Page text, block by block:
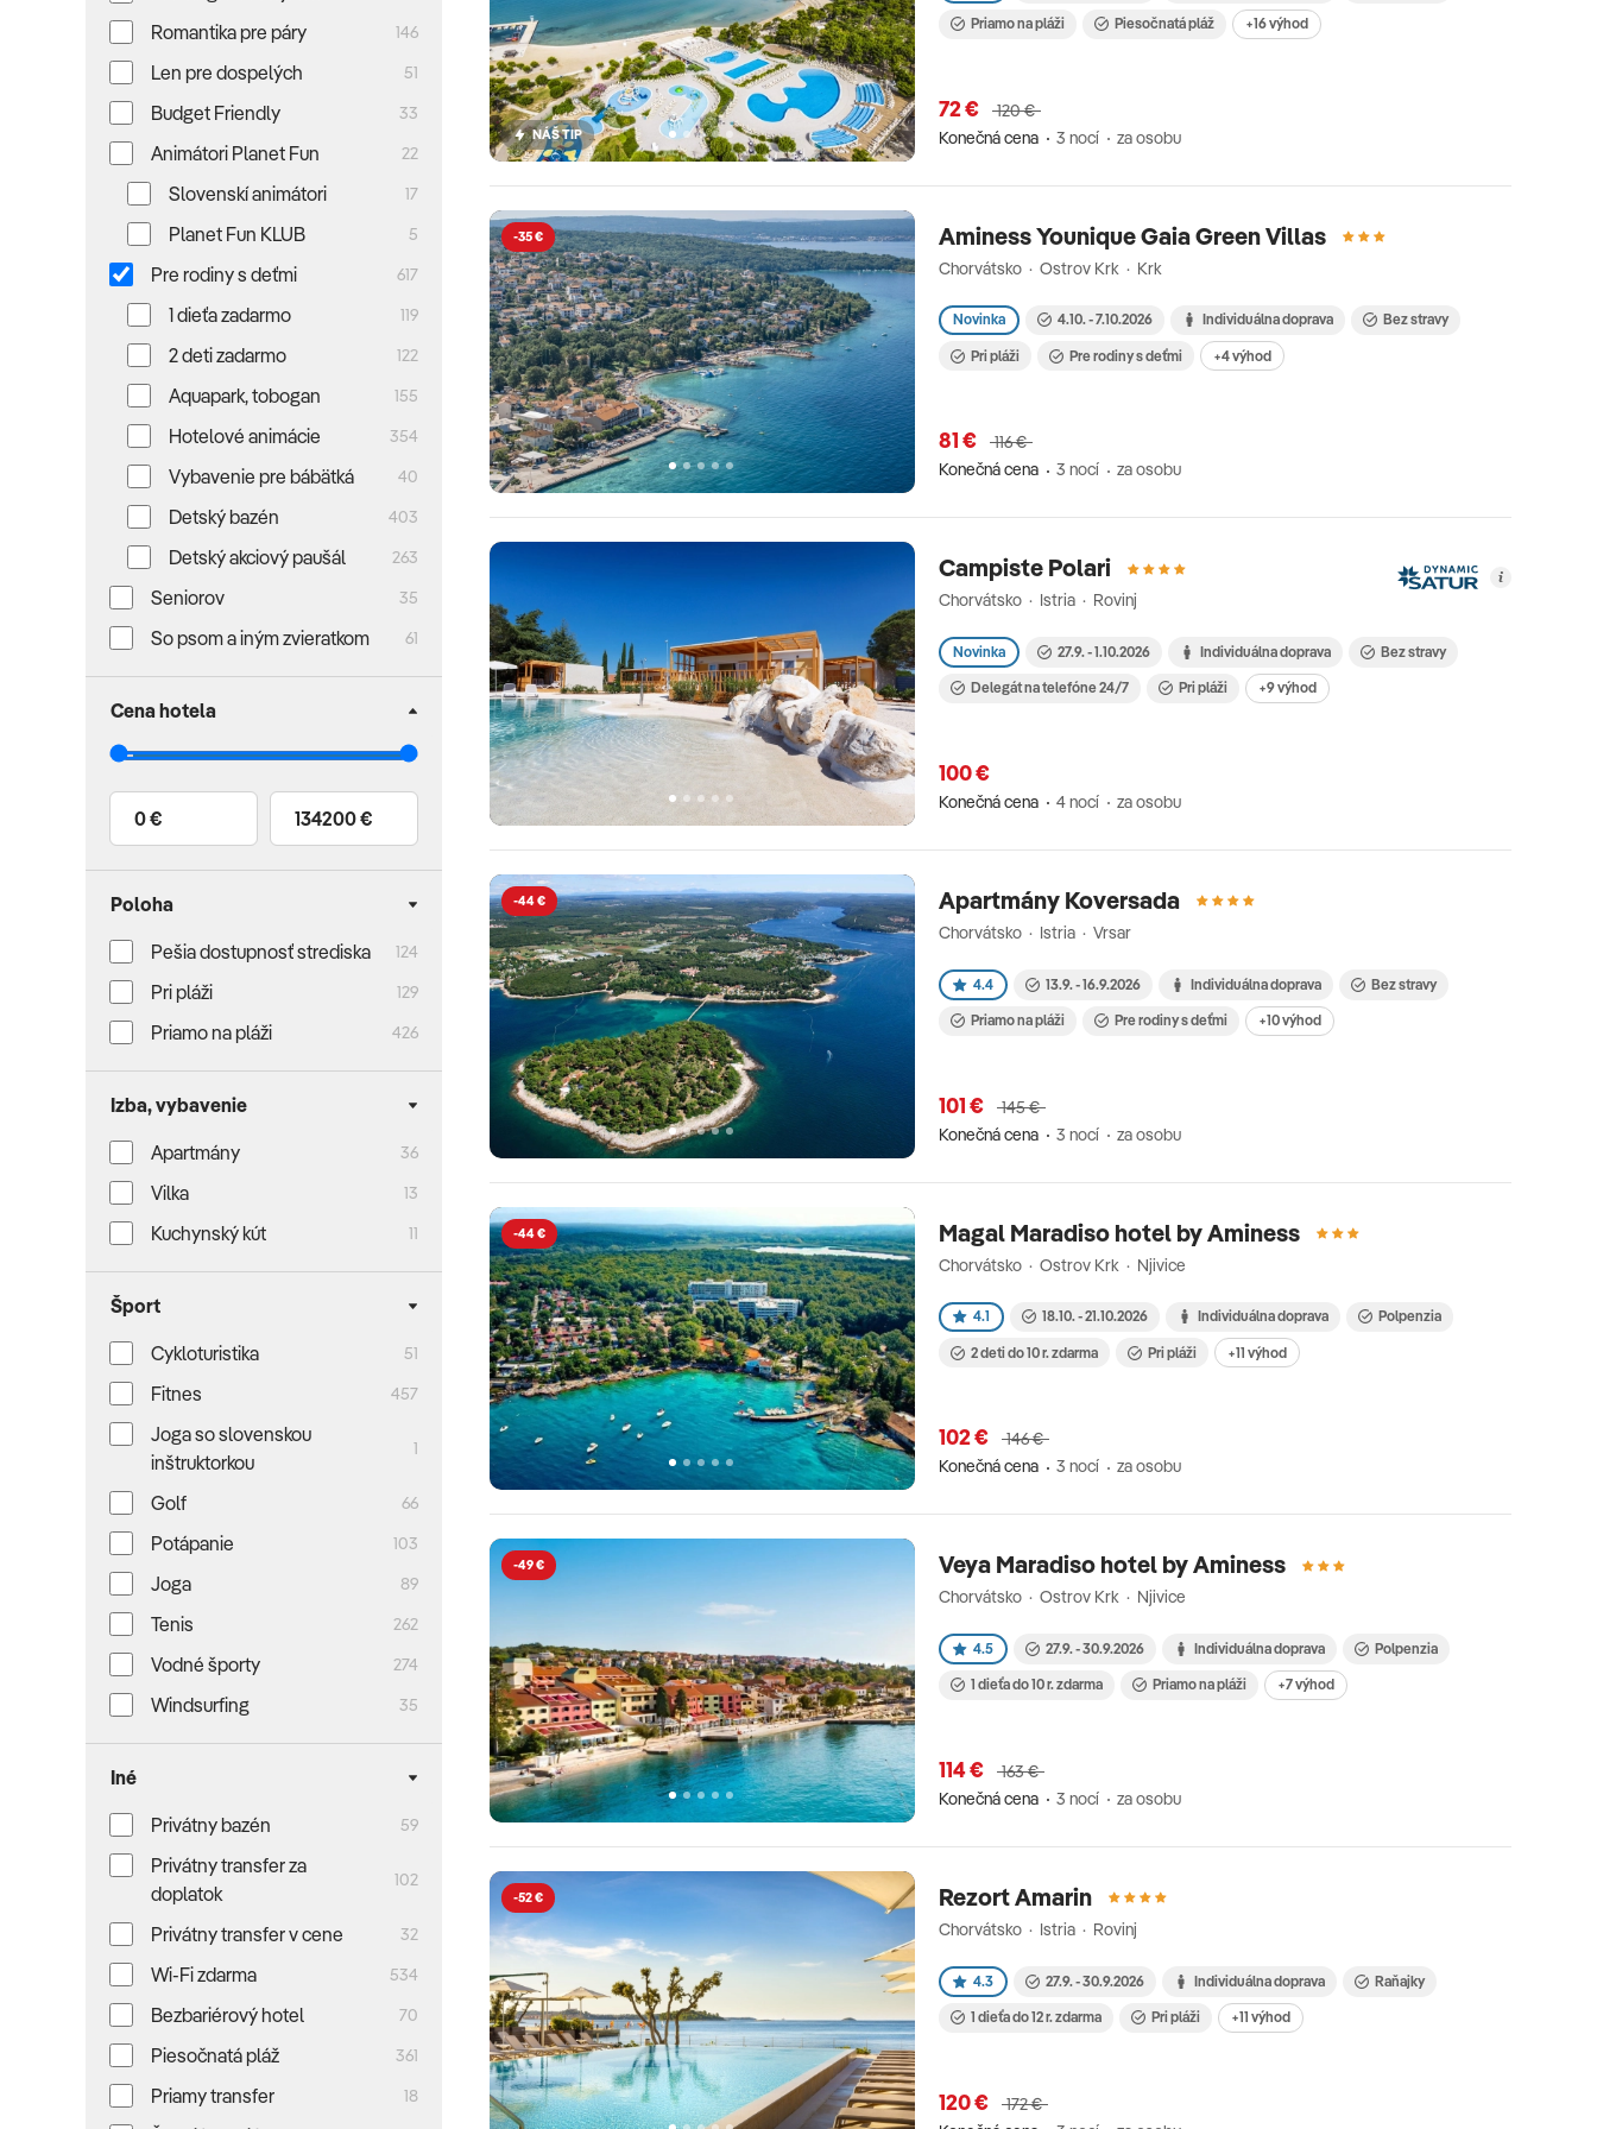
NÁŠ TIP
Priamo na pláži Piesočnatá pláž +16 výhod
72 €
120 €
Konečná cena
3 nocí za osobu
-35 € Aminess Younique Gaia Green Villas
Chorvátsko · Ostrov Krk · Krk
Novinka 4.10. - 7.10.2026 Individuálna doprava Bez stravy
Pri pláži Pre rodiny s deťmi +4 výhod
81 €
116 €
Konečná cena
3 nocí za osobu
Campiste Polari
Chorvátsko · Istria · Rovinj
Novinka 27.9. - 1.10.2026 Individuálna doprava Bez stravy
Delegát na telefóne 24/7 Pri pláži +9 výhod
100 €
Konečná cena 4 nocí za osobu
-44 € Apartmány Koversada
Chorvátsko · Istria · Vrsar
4.4 13.9. - 16.9.2026 Individuálna doprava Bez stravy
Priamo na pláži Pre rodiny s deťmi +10 výhod
101 €
145 €
Konečná cena
3 nocí za osobu
-44 € Magal Maradiso hotel by Aminess
Chorvátsko · Ostrov Krk · Njivice
4.1 18.10. - 21.10.2026 Individuálna doprava Polpenzia
2 deti do 10 r. zdarma Pri pláži +11 výhod
102 €
146 €
Konečná cena
3 nocí za osobu
-49 € Veya Maradiso hotel by Aminess
Chorvátsko · Ostrov Krk · Njivice
4.5 27.9. - 30.9.2026 Individuálna doprava Polpenzia
1 dieťa do 10 r. zdarma Priamo na pláži +7 výhod
114 €
163 €
Konečná cena
3 nocí za osobu
-52 € Rezort Amarin
Chorvátsko · Istria · Rovinj
4.3 27.9. - 30.9.2026 Individuálna doprava Raňajky
1 dieťa do 12 r. zdarma Pri pláži +11 výhod
120 €
172 €
Romantika pre páry 146
Len pre dospelých 51
Budget Friendly 33
Animátori Planet Fun 22
Slovenskí animátori 17
Planet Fun KLUB 5
Pre rodiny s deťmi 617
1 dieťa zadarmo 119
2 deti zadarmo 122
Aquapark, tobogan 155
Hotelové animácie 354
Vybavenie pre bábätká 40
Detský bazén 403
Detský akciový paušál 263
Seniorov 35
So psom a iným zvieratkom 61
Cena hotela
0 € 134200 €
Poloha
Pešia dostupnosť strediska
124
Pri pláži 129
Priamo na pláži 426
Izba, vybavenie
Apartmány
36
Vilka 13
Kuchynský kút 11
Šport
Cykloturistika
51
Fitnes 457
Joga so slovenskou
inštruktorkou
1
Golf 66
Potápanie 103
Joga 89
Tenis 262
Vodné športy 274
Windsurfing 35
Iné
Privátny bazén
59
Privátny transfer za
doplatok
102
Privátny transfer v cene 32
Wi-Fi zdarma 534
Bezbariérový hotel 70
Piesočnatá pláž 361
Priamy transfer 18